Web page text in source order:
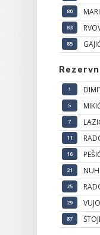
80
83
85
1
5
7
11
16
21
25
29
87